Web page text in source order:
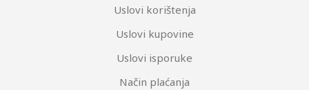
Uslovi korištenja
Uslovi kupovine
Uslovi isporuke
Način plaćanja